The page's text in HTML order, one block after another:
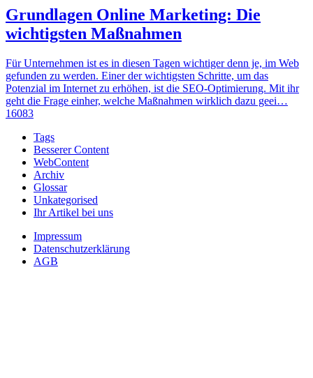
Grundlagen Online Marketing: Die
wichtigsten Maßnahmen
Für Unternehmen ist es in diesen Tagen wichtiger denn je, im Web
gefunden zu werden. Einer der wichtigsten Schritte, um das
Potenzial im Internet zu erhöhen, ist die SEO-Optimierung. Mit ihr
geht die Frage einher, welche Maßnahmen wirklich dazu geei…
16083
Tags
Besserer Content
WebContent
Archiv
Glossar
Unkategorised
Ihr Artikel bei uns
Impressum
Datenschutzerklärung
AGB